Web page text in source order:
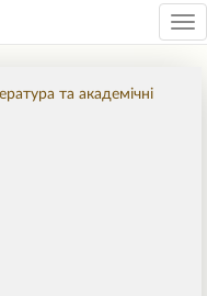
та академічні